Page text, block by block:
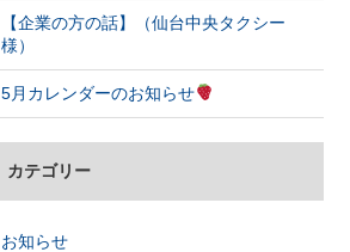
【企業の方の話】（仙台中央タクシー
様）
5月カレンダーのお知らせ
カテゴリー
お知らせ